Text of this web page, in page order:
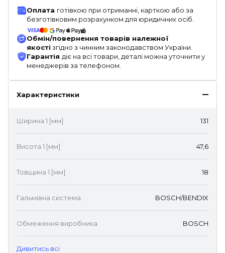
Оплата готівкою при отриманні, карткою або за
безготівковим розрахунком для юридичних осіб.
Обмін/повернення товарів належної
якості згідно з чинним законодавством України.
Гарантія діє на всі товари, деталі можна уточнити у
менеджерів за телефоном.
Характеристики
Ширина 1 [мм] 131
Висота 1 [мм] 47,6
Товщина 1 [мм] 18
Гальмівна система BOSCH/BENDIX
Обмеження виробника BOSCH
Дивитись всі